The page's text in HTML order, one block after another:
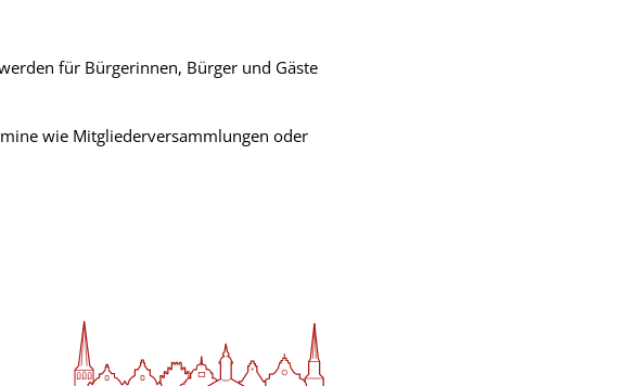
für Bürgerinnen, Bürger und Gäste
wie Mitgliederversammlungen oder